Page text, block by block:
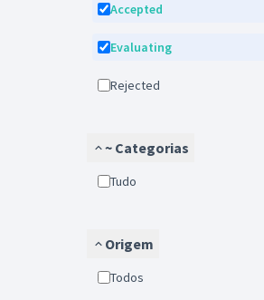
Accepted
Evaluating
Rejected
~ Categorias
tudo
Origem
Todos